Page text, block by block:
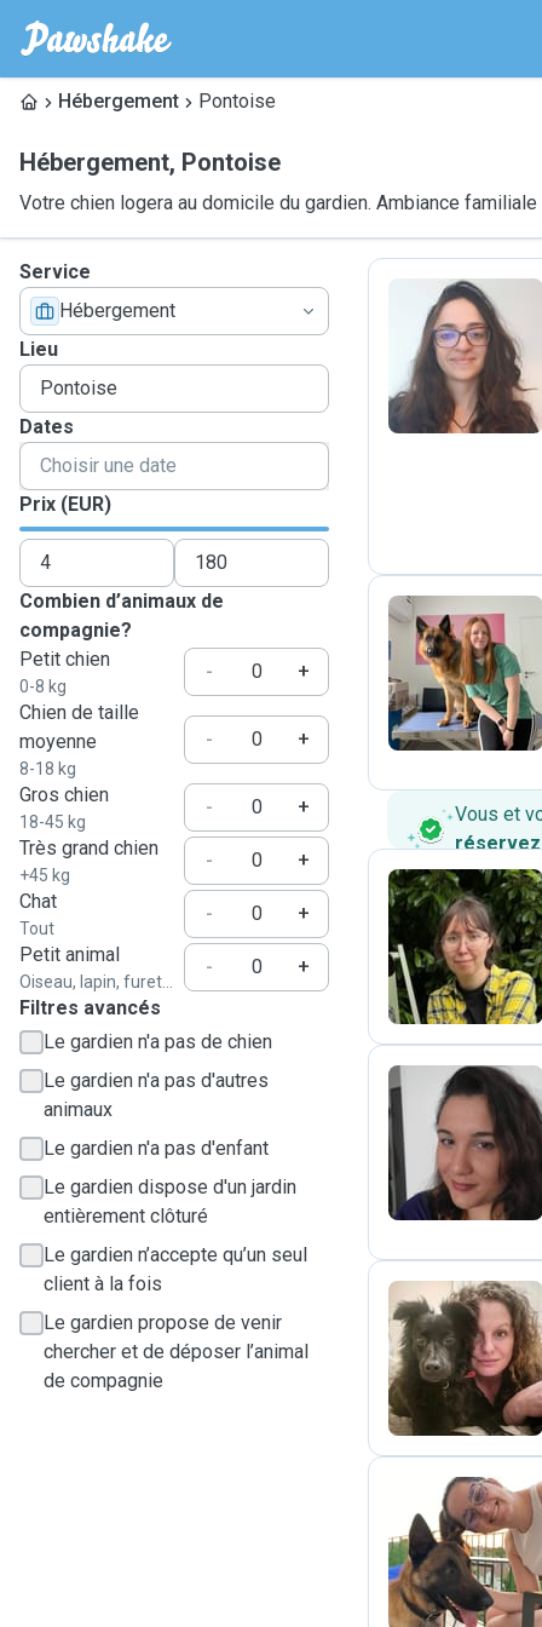
Hébergement Pontoise
Hébergement, Pontoise
Votre chien logera au domicile du gardien. Ambiance familiale
Service
Hébergement
Lieu
Dates
Prix (EUR)
Combien d’animaux de
compagnie?
Petit chien
0-8 kg
-
+
Chien de taille
moyenne
8-18 kg
- +
Gros chien
18-45 kg
-
+
Très grand chien
+45 kg
-
+
Chat
Tout
-
+
Petit animal
Oiseau, lapin, furet...
-
+
Filtres avancés
Le gardien n'a pas de chien
Le gardien n'a pas d'autres
animaux
Le gardien n'a pas d'enfant
Le gardien dispose d'un jardin
entièrement clôturé
Le gardien n’accepte qu’un seul
client à la fois
Le gardien propose de venir
chercher et de déposer l’animal
de compagnie
N
J
Vous et
réservez
É
S
S
N